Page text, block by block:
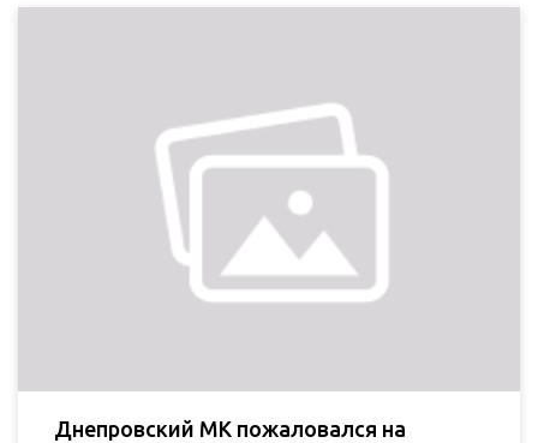
Днепровский МК пожаловался на